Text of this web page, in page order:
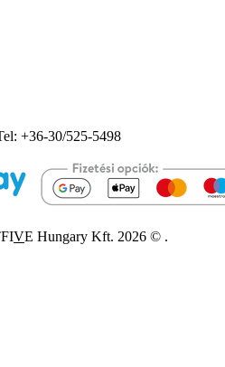
+36-30/525-5498
VE Hungary Kft. 2026 © .